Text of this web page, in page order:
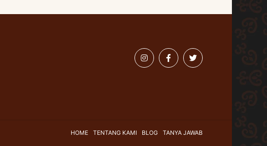
HOME TENTANG KAMI BLOG TANYA JAWAB